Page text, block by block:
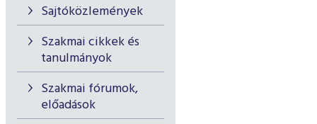
Sajtóközlemények
Szakmai cikkek és
tanulmányok
Szakmai fórumok,
előadások